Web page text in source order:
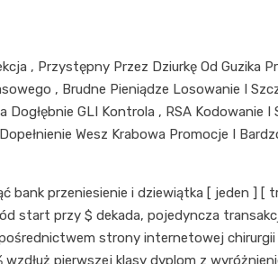
, Przystępny Przez Dziurkę Od Guzika
, Brudne Pieniądze Losowanie I
GLI Kontrola , RSA Kodowanie
Wesz Krabowa Promocje I
bank przeniesienie i dziewiątka [ jeden ]
start przy $ dekada, pojedyncza
strony internetowej
pierwszej klasy dyplom z